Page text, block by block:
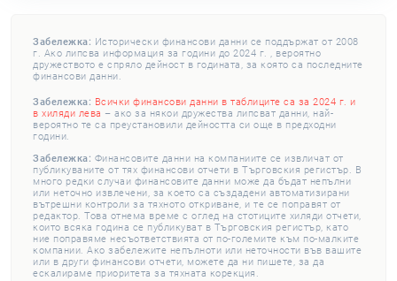
Забележка: Исторически финансови данни се поддържат от 2008
г. Ако липсва информация за години до 2024 г. , вероятно
дружеството е спряло дейност в годината, за която са последните
финансови данни.
Забележка: Всички финансови данни в таблиците са за 2024 г. и
в хиляди лева – ако за някои дружества липсват данни, най-
вероятно те са преустановили дейността си още в предходни
години.
Забележка: Финансовите данни на компаниите се извличат от
публикуваните от тях финансови отчети в Търговския регистър. В
много редки случаи финансовите данни може да бъдат непълни
или неточно извлечени, за което са създадени автоматизирани
вътрешни контроли за тяхното откриване, и те се поправят от
редактор. Това отнема време с оглед на стотиците хиляди отчети,
които всяка година се публикуват в Търговския регистър, като
ние поправяме несъответствията от по-големите към по-малките
компании. Ако забележите непълноти или неточности във вашите
или в други финансови отчети, можете да ни пишете, за да
ескалираме приоритета за тяхната корекция.